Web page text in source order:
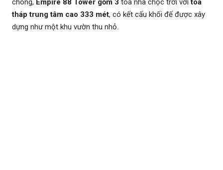
tháp trung tâm cao 333 mét, có kết cấu khối đế được xây
dựng như một khu vườn thu nhỏ.